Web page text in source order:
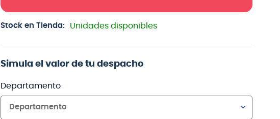
Stock en Tienda: Unidades disponibles
Simula el valor de tu despacho
Departamento
Departamento